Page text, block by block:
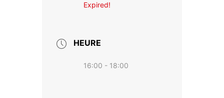
Expired!
HEURE
16:00 - 18:00